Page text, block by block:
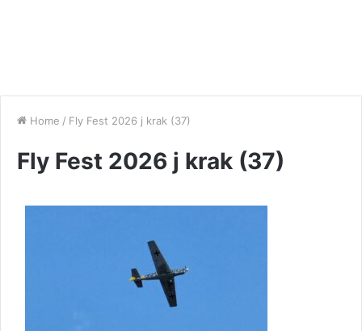
Home / Fly Fest 2026 j krak (37)
Fly Fest 2026 j krak (37)